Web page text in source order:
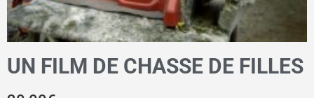
UN FILM DE CHASSE DE FILLES